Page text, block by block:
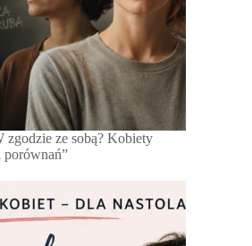
zgodzie ze sobą? Kobiety
porównań”